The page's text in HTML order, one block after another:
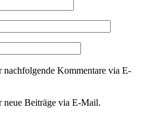
nachfolgende Kommentare via E-
neue Beiträge via E-Mail.